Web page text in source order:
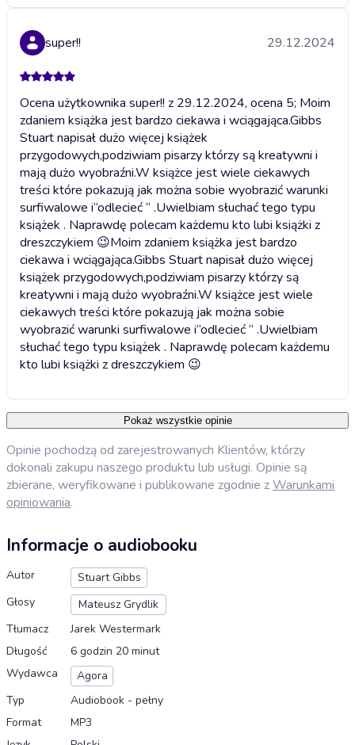
super!! 29.12.2024
Ocena użytkownika super!! z 29.12.2024, ocena 5; Moim
zdaniem książka jest bardzo ciekawa i wciągająca.Gibbs
Stuart napisał dużo więcej książek
przygodowych,podziwiam pisarzy którzy są kreatywni i
mają dużo wyobraźni.W książce jest wiele ciekawych
treści które pokazują jak można sobie wyobrazić warunki
surfiwalowe i“odlecieć “ .Uwielbiam słuchać tego typu
książek . Naprawdę polecam każdemu kto lubi książki z
dreszczykiem 😉Moim zdaniem książka jest bardzo
ciekawa i wciągająca.Gibbs Stuart napisał dużo więcej
książek przygodowych,podziwiam pisarzy którzy są
kreatywni i mają dużo wyobraźni.W książce jest wiele
ciekawych treści które pokazują jak można sobie
wyobrazić warunki surfiwalowe i“odlecieć “ .Uwielbiam
słuchać tego typu książek . Naprawdę polecam każdemu
kto lubi książki z dreszczykiem 😉
Pokaż wszystkie opinie
Opinie pochodzą od zarejestrowanych Klientów, którzy
dokonali zakupu naszego produktu lub usługi. Opinie są
zbierane, weryfikowane i publikowane zgodnie zWarunkami
opiniowania.
Informacje o audiobooku
Autor
Stuart Gibbs
Głosy
Mateusz Grydlik
Tłumacz
Jarek Westermark
Długość
6 godzin 20 minut
Wydawca
Agora
Typ
Audiobook - pełny
Format
MP3